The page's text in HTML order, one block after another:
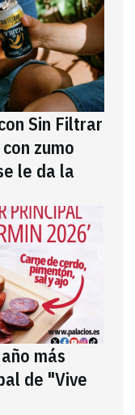
Sin Filtrar
zumo
le da la
más
de "Vive